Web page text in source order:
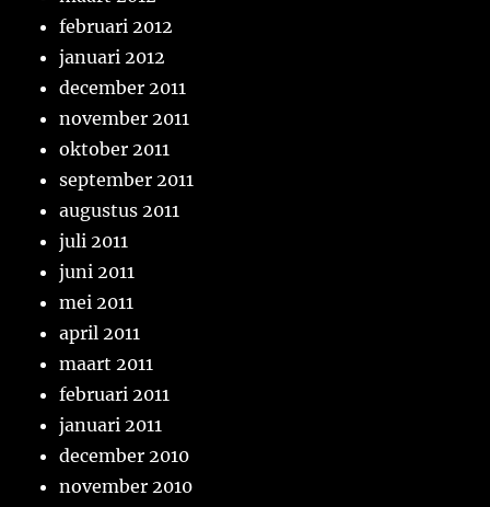
februari 2012
januari 2012
december 2011
november 2011
oktober 2011
september 2011
augustus 2011
juli 2011
juni 2011
mei 2011
april 2011
maart 2011
februari 2011
januari 2011
december 2010
november 2010